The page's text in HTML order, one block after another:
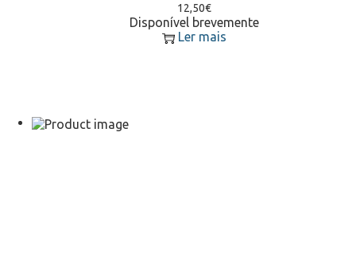
12,50€
Disponível brevemente
Ler mais